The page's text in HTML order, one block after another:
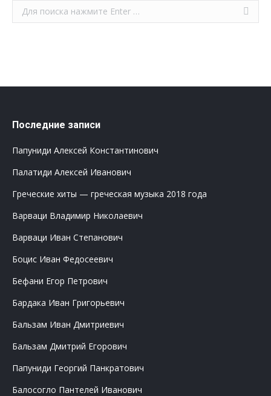
Поиск:
Последние записи
Папуниди Алексей Константинович
Палатиди Алексей Иванович
Греческие хиты — греческая музыка 2018 года
Варваци Владимир Николаевич
Варваци Иван Степанович
Боцис Иван Федосеевич
Бефани Егор Петрович
Бардака Иван Григорьевич
Бальзам Иван Дмитриевич
Бальзам Дмитрий Егорович
Папуниди Георгий Панкратович
Балосогло Пантелей Иванович